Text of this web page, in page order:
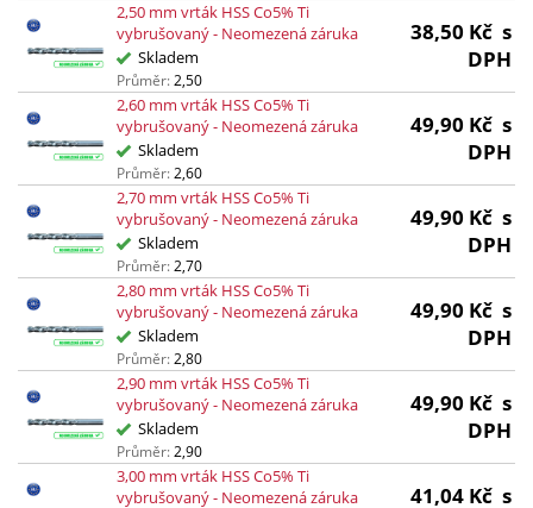
2,50 mm vrták HSS Co5% Ti
vybrušovaný - Neomezená záruka
Skladem
Průměr:2,50
38,50 Kč s
DPH
2,60 mm vrták HSS Co5% Ti
vybrušovaný - Neomezená záruka
Skladem
Průměr:2,60
49,90 Kč s
DPH
2,70 mm vrták HSS Co5% Ti
vybrušovaný - Neomezená záruka
Skladem
Průměr:2,70
49,90 Kč s
DPH
2,80 mm vrták HSS Co5% Ti
vybrušovaný - Neomezená záruka
Skladem
Průměr:2,80
49,90 Kč s
DPH
2,90 mm vrták HSS Co5% Ti
vybrušovaný - Neomezená záruka
Skladem
Průměr:2,90
49,90 Kč s
DPH
3,00 mm vrták HSS Co5% Ti
vybrušovaný - Neomezená záruka
41,04 Kč s